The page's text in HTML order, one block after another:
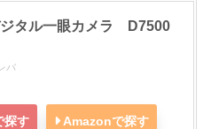
タル一眼カメラ D7500
バ
探す Amazonで探す